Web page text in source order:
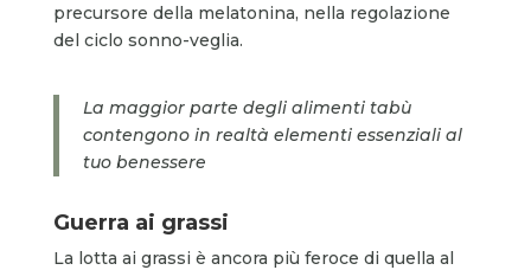
precursore della melatonina, nella regolazione
del ciclo sonno-veglia.
La maggior parte degli alimenti tabù
contengono in realtà elementi essenziali al
tuo benessere
Guerra ai grassi
La lotta ai grassi è ancora più feroce di quella al